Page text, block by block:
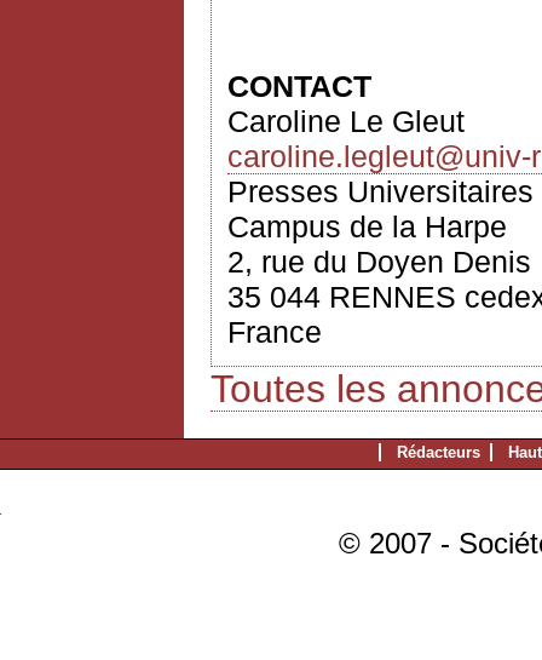
CONTACT
Caroline Le Gleut
caroline.legleut@univ-
Presses
Campus de la Harpe
2, rue du Doyen Denis
35 044 RENNES
France
Toutes les
Rédacteurs
© 2007 -